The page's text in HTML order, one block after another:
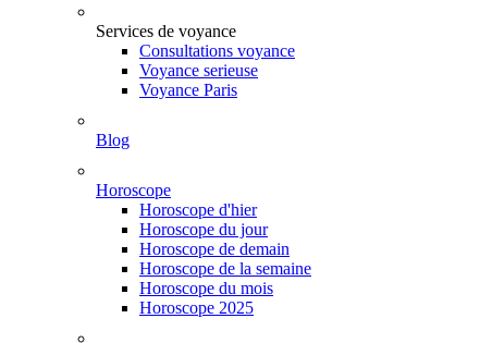
Services de voyance
Consultations voyance
Voyance serieuse
Voyance Paris
Blog
Horoscope
Horoscope d'hier
Horoscope du jour
Horoscope de demain
Horoscope de la semaine
Horoscope du mois
Horoscope 2025